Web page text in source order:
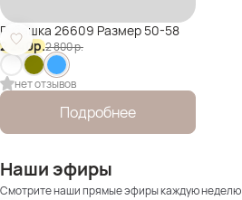
Рубашка 26609 Размер 50-58
2 240р.2 800р.
нет отзывов
Подробнее
Наши эфиры
Смотрите наши прямые эфиры каждую неделю